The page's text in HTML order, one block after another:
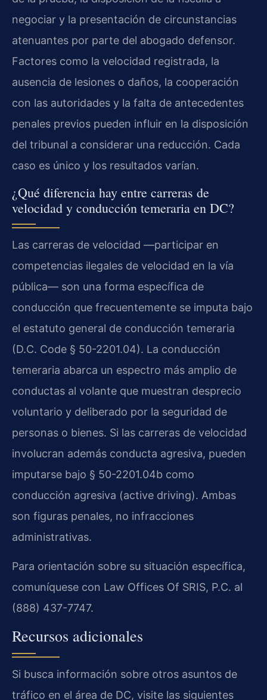
negociar y la presentación de circunstancias
atenuantes por parte del abogado defensor.
Factores como la velocidad registrada, la
ausencia de lesiones o daños, la cooperación
con las autoridades y la falta de antecedentes
penales previos pueden influir en la disposición
del tribunal a considerar una reducción. Cada
caso es único y los resultados varían.
¿Qué diferencia hay entre carreras de
velocidad y conducción temeraria en DC?
Las carreras de velocidad —participar en
competencias ilegales de velocidad en la vía
pública— son una forma específica de
conducción que frecuentemente se imputa bajo
el estatuto general de conducción temeraria
(D.C. Code § 50-2201.04). La conducción
temeraria abarca un espectro más amplio de
conductas al volante que muestran desprecio
voluntario y deliberado por la seguridad de
personas o bienes. Si las carreras de velocidad
involucran además conducta agresiva, pueden
imputarse bajo § 50-2201.04b como
conducción agresiva (active driving). Ambas
son figuras penales, no infracciones
administrativas.
Para orientación sobre su situación específica,
comuníquese con Law Offices Of SRIS, P.C. al
(888) 437-7747.
Recursos adicionales
Si busca información sobre otros asuntos de
tráfico en el área de DC, visite las siguientes